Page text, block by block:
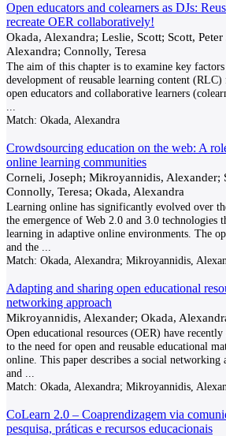
Open educators and colearners as DJs:
recreate OER collaboratively!
Okada, Alexandra; Leslie, Scott; Scott, Peter
Alexandra; Connolly, Teresa
The aim of this chapter is to examine key
development of reusable learning content
open educators and collaborative learners
Match: Okada, Alexandra
Crowdsourcing education on the web: A
online learning communities
Corneli, Joseph; Mikroyannidis, Alexander;
Connolly, Teresa; Okada, Alexandra
Learning online has significantly evolved over
the emergence of Web 2.0 and 3.0 technologies
learning in adaptive online environments. The
and the
Match: Okada, Alexandra; Mikroyannidis,
Adapting and sharing open educational
networking approach
Mikroyannidis, Alexander; Okada,
Open educational resources (OER) have recently
to the need for open and reusable educational
online. This paper describes a social networking
and
Match: Okada, Alexandra; Mikroyannidis,
CoLearn 2.0 – Coaprendizagem via
pesquisa, práticas e recursos educacionais